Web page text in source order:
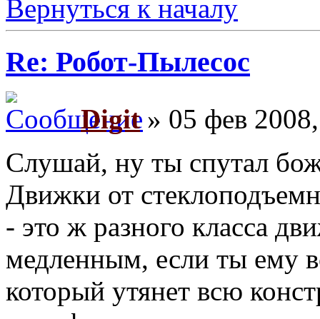
Вернуться к началу
Re: Робот-Пылесос
Digit» 05 фев
Слушай, ну ты спутал
Движки от
- это ж разного класса
медленным, если ты ему
который утянет всю